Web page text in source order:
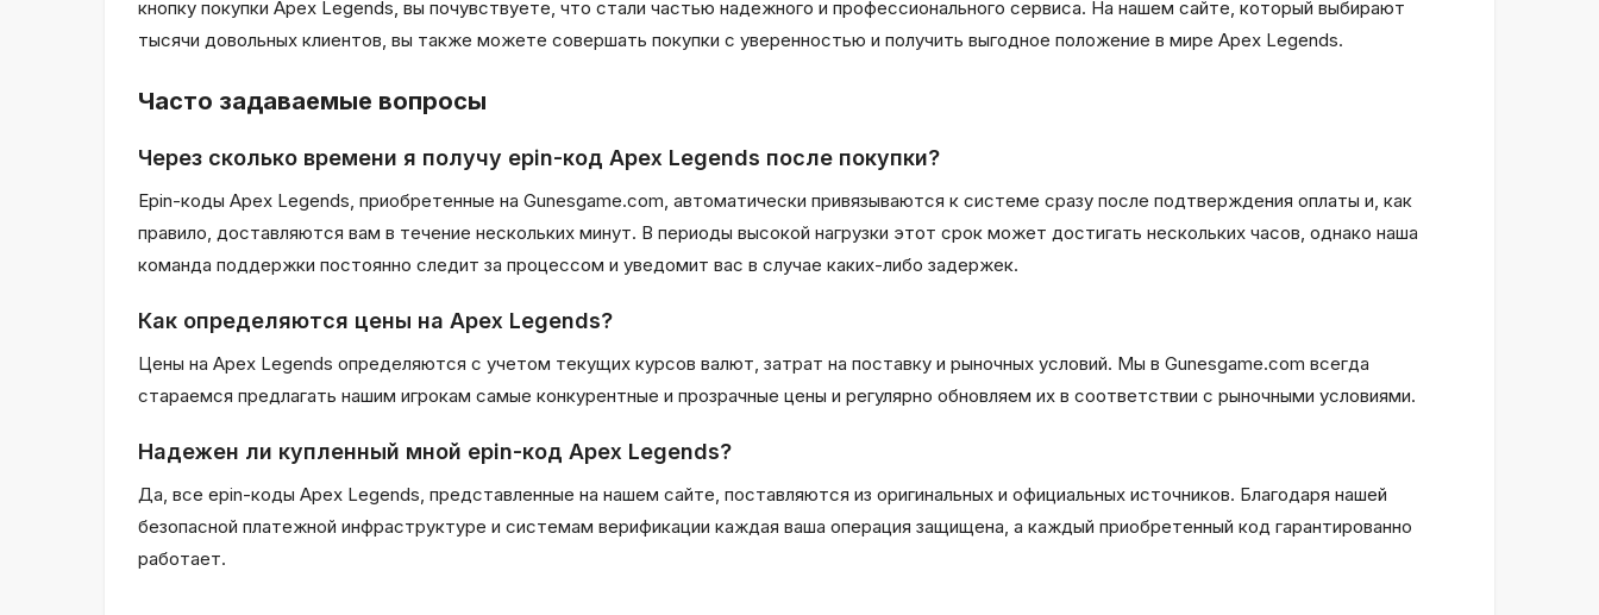
кнопку покупки Apex Legends, вы почувствуете, что стали частью надежного и профессионального сервиса. На нашем сайте, который выбирают
тысячи довольных клиентов, вы также можете совершать покупки с уверенностью и получить выгодное положение в мире Apex Legends.
Часто задаваемые вопросы
Через сколько времени я получу epin-код Apex Legends после покупки?
Epin-коды Apex Legends, приобретенные на Gunesgame.com, автоматически привязываются к системе сразу после подтверждения оплаты и, как
правило, доставляются вам в течение нескольких минут. В периоды высокой нагрузки этот срок может достигать нескольких часов, однако наша
команда поддержки постоянно следит за процессом и уведомит вас в случае каких-либо задержек.
Как определяются цены на Apex Legends?
Цены на Apex Legends определяются с учетом текущих курсов валют, затрат на поставку и рыночных условий. Мы в Gunesgame.com всегда
стараемся предлагать нашим игрокам самые конкурентные и прозрачные цены и регулярно обновляем их в соответствии с рыночными условиями.
Надежен ли купленный мной epin-код Apex Legends?
Да, все epin-коды Apex Legends, представленные на нашем сайте, поставляются из оригинальных и официальных источников. Благодаря нашей
безопасной платежной инфраструктуре и системам верификации каждая ваша операция защищена, а каждый приобретенный код гарантированно
работает.